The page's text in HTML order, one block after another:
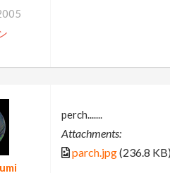
perch.......
Attachments:
parch.jpg(236.8 KB)